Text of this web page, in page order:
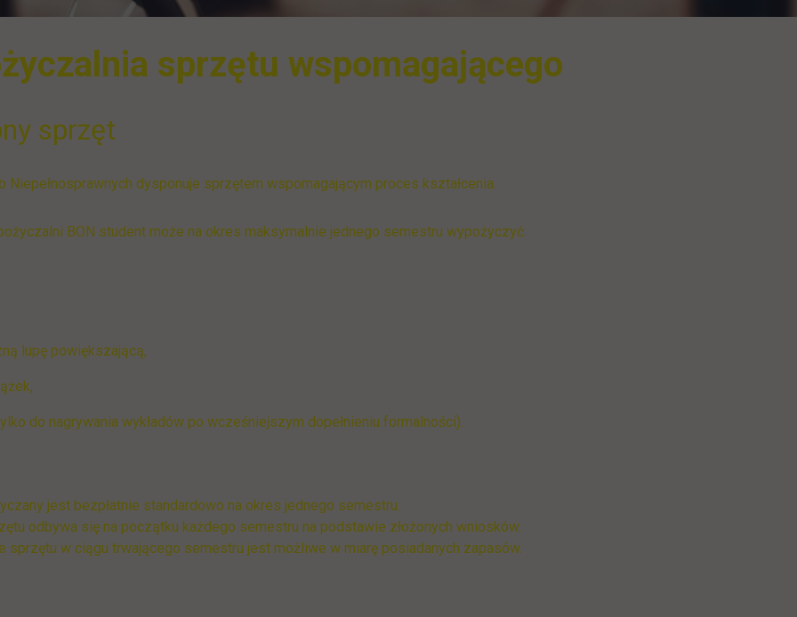
sprzętu wspomagającego
sprzęt
Niepełnosprawnych dysponuje sprzętem wspomagającym proces kształcenia.
BON student może na okres maksymalnie jednego semestru wypożyczyć:
lupę powiększającą,
do nagrywania wykładów po wcześniejszym dopełnieniu formalności).
jest bezpłatnie standardowo na okres jednego semestru.
odbywa się na początku każdego semestru na podstawie złożonych wniosków.
sprzętu w ciągu trwającego semestru jest możliwe w miarę posiadanych zapasów.